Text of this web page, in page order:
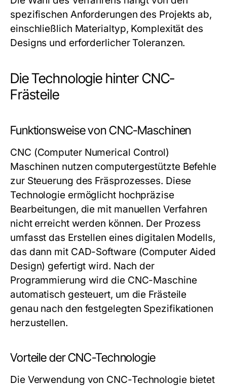
spezifischen Anforderungen des Projekts ab,
einschließlich Materialtyp, Komplexität des
Designs und erforderlicher Toleranzen.
Die Technologie hinter CNC-
Frästeile
Funktionsweise von CNC-Maschinen
CNC (Computer Numerical Control)
Maschinen nutzen computergestützte Befehle
zur Steuerung des Fräsprozesses. Diese
Technologie ermöglicht hochpräzise
Bearbeitungen, die mit manuellen Verfahren
nicht erreicht werden können. Der Prozess
umfasst das Erstellen eines digitalen Modells,
das dann mit CAD-Software (Computer Aided
Design) gefertigt wird. Nach der
Programmierung wird die CNC-Maschine
automatisch gesteuert, um die Frästeile
genau nach den festgelegten Spezifikationen
herzustellen.
Vorteile der CNC-Technologie
Die Verwendung von CNC-Technologie bietet